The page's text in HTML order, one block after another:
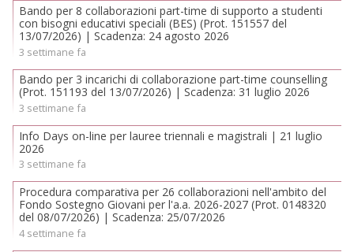
Bando per 8 collaborazioni part-time di supporto a studenti
con bisogni educativi speciali (BES) (Prot. 151557 del
13/07/2026) | Scadenza: 24 agosto 2026
3 settimane fa
Bando per 3 incarichi di collaborazione part-time counselling
(Prot. 151193 del 13/07/2026) | Scadenza: 31 luglio 2026
3 settimane fa
Info Days on-line per lauree triennali e magistrali | 21 luglio
2026
3 settimane fa
Procedura comparativa per 26 collaborazioni nell'ambito del
Fondo Sostegno Giovani per l'a.a. 2026-2027 (Prot. 0148320
del 08/07/2026) | Scadenza: 25/07/2026
4 settimane fa